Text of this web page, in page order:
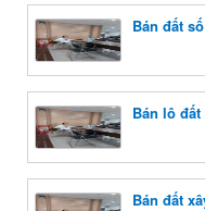
Bán đất
Bán lô
Bán đất